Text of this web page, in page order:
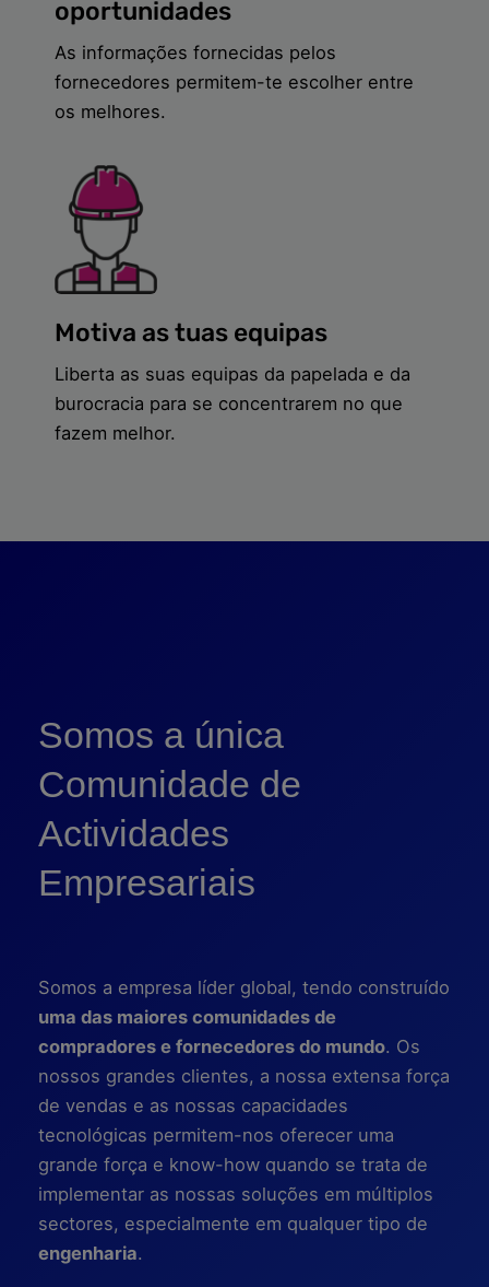
oportunidades
As informações fornecidas pelos
fornecedores permitem-te escolher entre
os melhores.
Motiva as tuas equipas
Liberta as suas equipas da papelada e da
burocracia para se concentrarem no que
fazem melhor.
Somos a única
Comunidade de
Actividades
Empresariais
Somos a empresa líder global, tendo construído
uma das maiores comunidades de
compradores e fornecedores do mundo. Os
nossos grandes clientes, a nossa extensa força
de vendas e as nossas capacidades
tecnológicas permitem-nos oferecer uma
grande força e know-how quando se trata de
implementar as nossas soluções em múltiplos
sectores, especialmente em qualquer tipo de
engenharia.